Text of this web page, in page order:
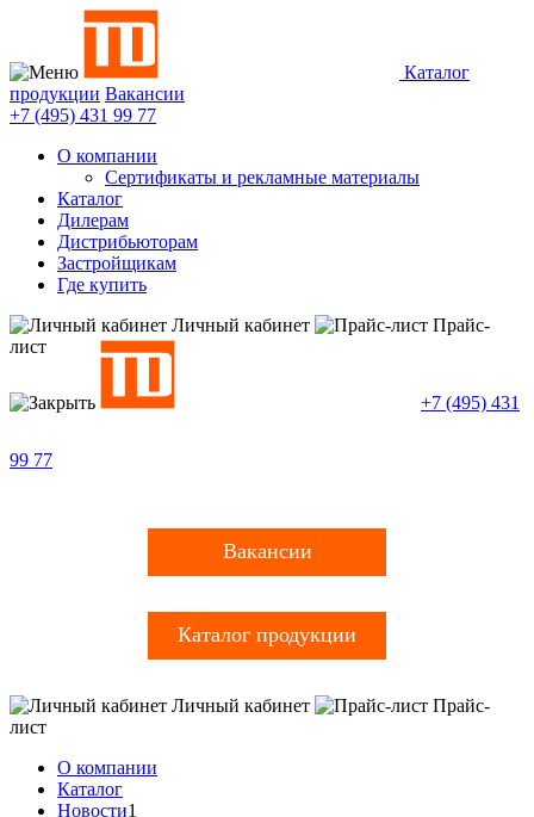
Каталог
продукции Вакансии
+7 (495) 431 99 77
О компании
Сертификаты и рекламные материалы
Каталог
Дилерам
Дистрибьюторам
Застройщикам
Где купить
Личный кабинет
Прайс-
лист
+7 (495) 431
99 77
Вакансии
Каталог продукции
Личный кабинет
Прайс-
лист
О компании
Каталог
Новости1